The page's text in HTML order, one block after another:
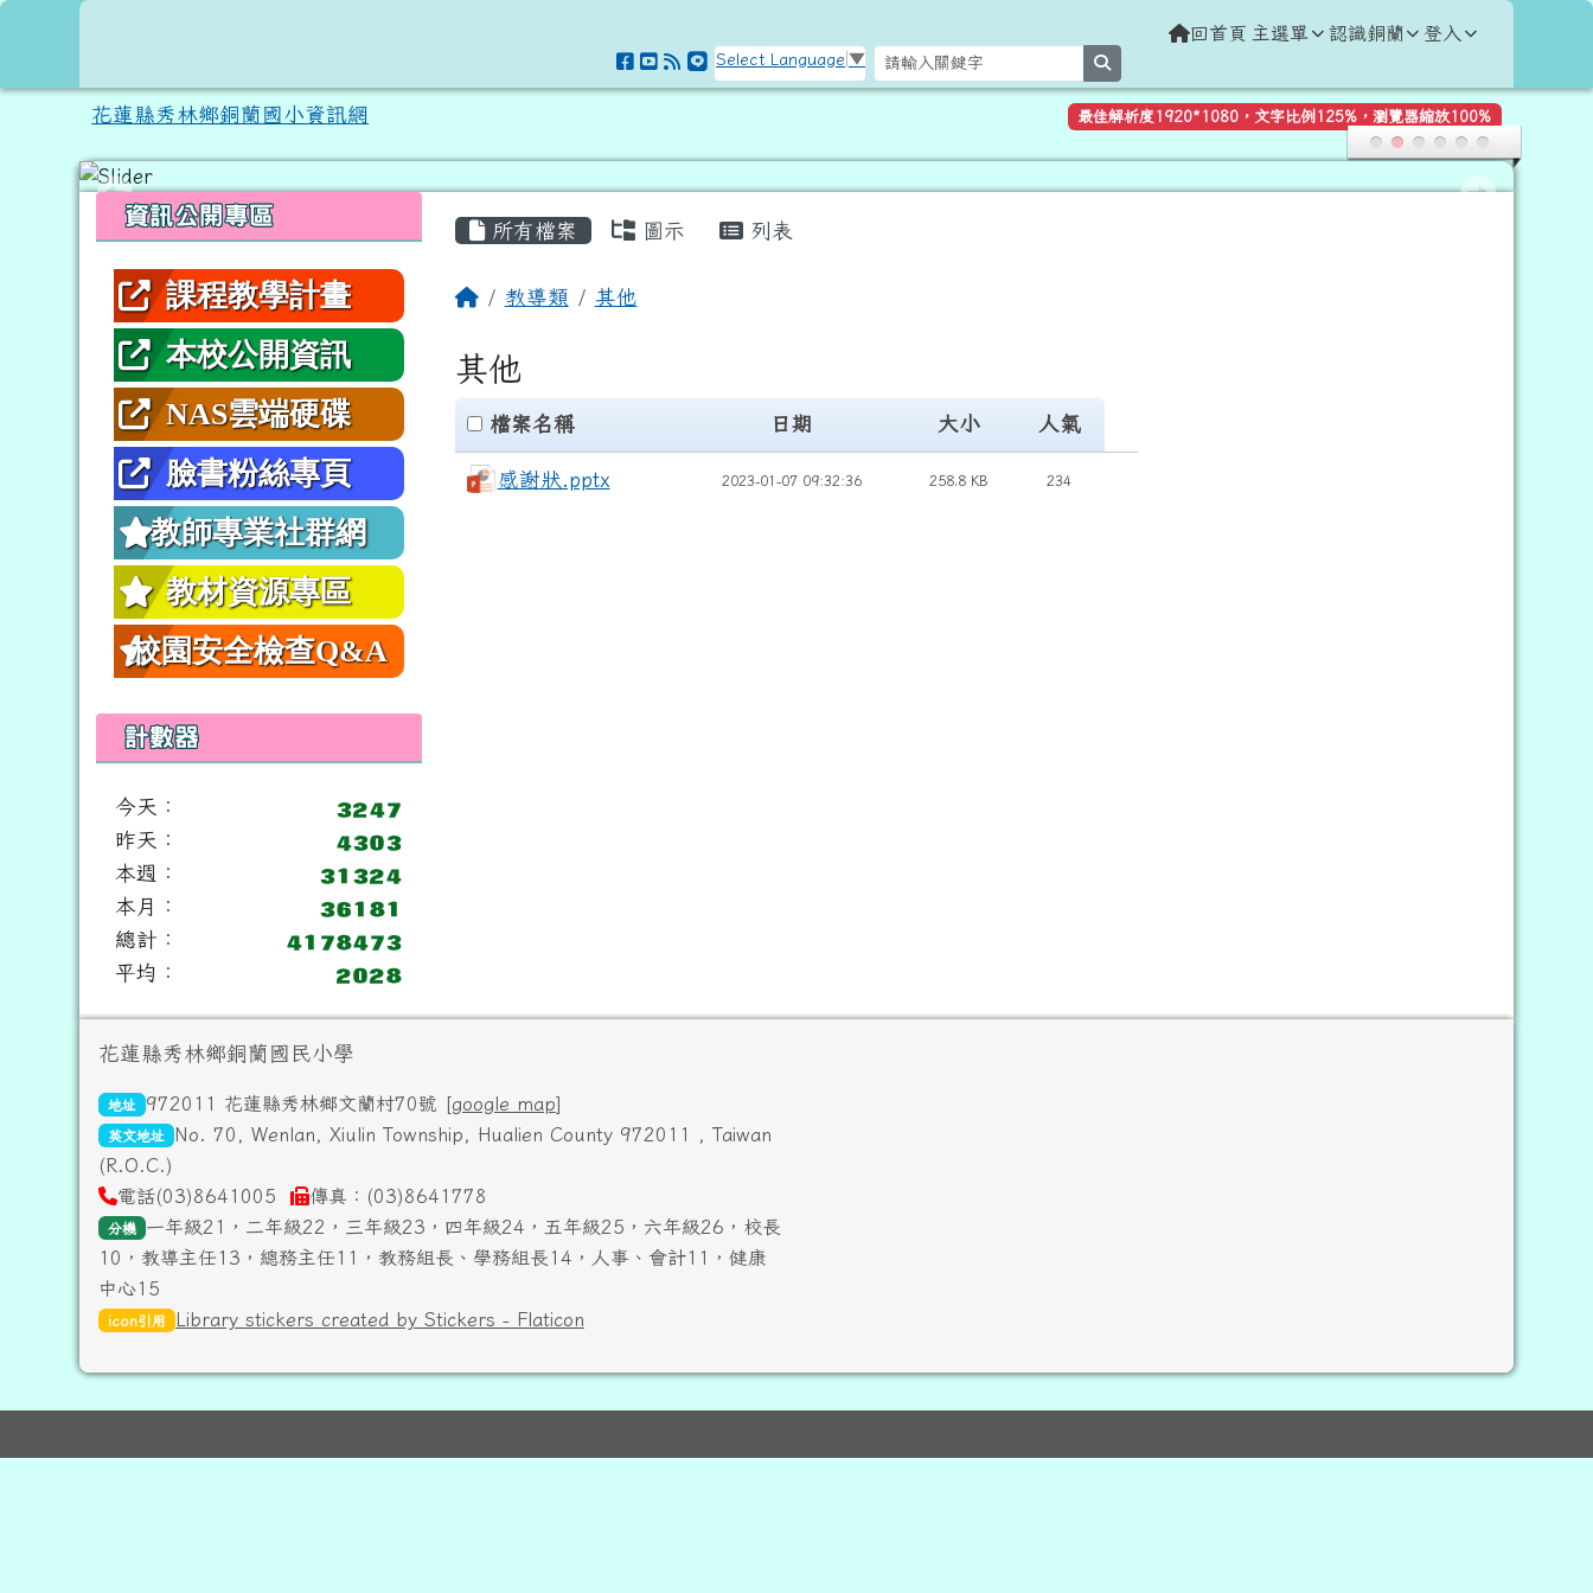
跳至主內容區
Select Language ▼
回首頁 主選單 認識銅蘭 登入
花蓮縣秀林鄉銅蘭國小資訊網 最佳解析度1920*1080，文字比例125%，瀏覽器縮放100%
左邊區域內容
資訊公開專區
課程教學計畫
本校公開資訊
NAS雲端硬碟
臉書粉絲專頁
教師專業社群網
教材資源專區
校園安全檢查Q&A
計數器
今天：
昨天：
本週：
本月：
總計：
平均：
主內容區域
所有檔案 圖示 列表
回首頁
教導類 其他
其他
clickAll
檔案名稱 日期 大小 人氣
感謝狀.pptx 2023-01-07 09:32:36 258.8 KB 234
頁尾區域
頁尾區域內容
花蓮縣秀林鄉銅蘭國民小學
地址 972011 花蓮縣秀林鄉文蘭村70號 [google map]
英文地址
No. 70, Wenlan, Xiulin Township, Hualien County 972011 , Taiwan
(R.O.C.)
電話(03)8641005
傳真：(03)8641778
分機
一年級21，二年級22，三年級23，四年級24，五年級25，六年級26，校長
10，教導主任13，總務主任11，教務組長、學務組長14，人事、會計11，健康
中心15
icon引用 Library stickers created by Stickers - Flaticon